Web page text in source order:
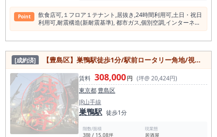
余地もあります。大塚エリアは飲食店の選択肢が多いため、単
に「韓国料理店」として出すよりも、何を売りにする店舗なの
かを明確に打ち出すことで、認知を取りやすくなります。 営業
時間については、27時まで相談可能、原則25時までとなって
用も視野に入れた売上設計が可能です。 ただし、業態業種制限
として風営法関係、においの強い業種は制限があるため、出店
前には業態内容、臭気、排気、設備容量、営業時間、近隣環境
について事前確認をおすすめします。 また、故障品としてコー
ルドテーブルがあるため、厨房設備については現地確認が重要
です。 内見時には、厨房機器の状態、給排気、給排水、客席レ
イアウト、看板掲出、商店街からの視認性、角地としての見え
方を確認したうえで、出店計画を立てることをおすすめしま
す。 看板使用料は月額11,000円、別途企画料・不動産手数
料・更新事務手数料が必要です。 豊島区で居抜き物件を探して
いる方、大塚駅周辺で飲食店開業を検討している方、韓国料
Point
飲⾷店可,１フロア１テナント,居抜き,24時間利⽤可,⼟⽇・祝⽇
利⽤可,耐震構造(新耐震基準), 都市ガス,個別空調,インターネッ
ト対応,光ファイバ
[成約済] 【豊島区】巣鴨駅徒歩1分/駅前ロータリー角地/視認性◎/居酒屋居抜き物件/約15.08坪
賃料 308,000円 (坪@ 20,424円)
東京都 豊島区
JR山手線
巣鴨駅 徒歩1分
階数/面積
3階 / 15.08坪
現業態
居酒屋